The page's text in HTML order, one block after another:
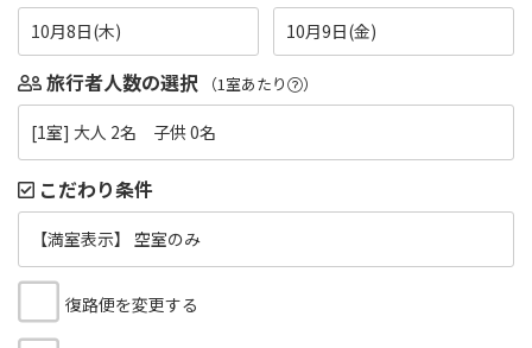
10月8日(木) 10月9日(金)
旅行者人数の選択 （1室あたり ）
[1室] 大人 2名 子供 0名
こだわり条件
【満室表示】 空室のみ
復路便を変更する